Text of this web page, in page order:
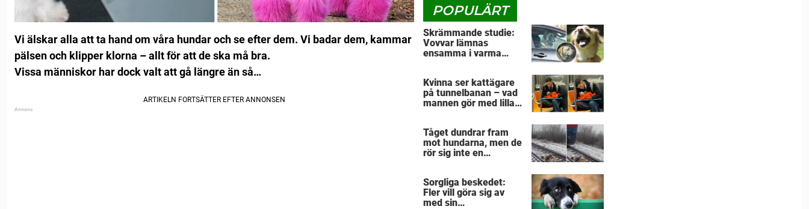
Vi älskar alla att ta hand om våra hundar och se efter dem. Vi badar dem, kammar
pälsen och klipper klorna – allt för att de ska må bra.
Vissa människor har dock valt att gå längre än så…
POPULÄRT
Skrämmande studie:
Vovvar lämnas
ensamma i varma
förväg"
Kvinna ser kattägare
på tunnelbanan – vad
mannen gör med lilla
Tåget dundrar fram
mot hundarna, men de
rör sig inte en
hjärtskärande
Sorgliga beskedet:
Fler vill göra sig av
med sin